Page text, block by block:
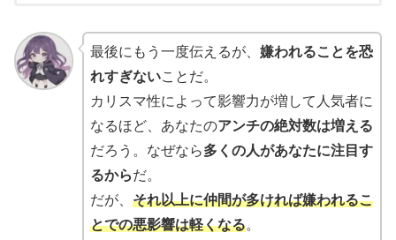
最後にもう一度伝えるが、 嫌われることを恐
れすぎないことだ。
カリスマ性によって影響力が増して人気者に
なるほど、あなたのアンチの絶対数は増える
だろう。なぜなら多くの人があなたに注目す
るからだ。
だが、 それ以上に仲間が多ければ嫌われるこ
とでの悪影響は軽くなる。